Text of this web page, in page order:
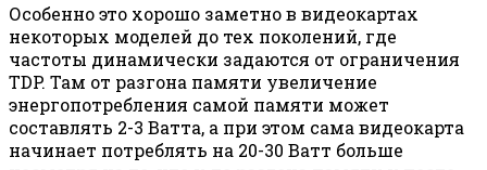
Особенно это хорошо заметно в видеокартах
некоторых моделей до тех поколений, где
частоты динамически задаются от ограничения
TDP. Там от разгона памяти увеличение
энергопотребления самой памяти может
составлять 2-3 Ватта, а при этом сама видеокарта
начинает потреблять на 20-30 Ватт больше